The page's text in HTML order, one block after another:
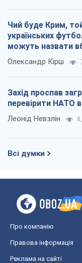
Чий буде Крим,
українських
можуть назвати
Олександр Кірш
Захід проспав
перевірити НАТО
Леонід Невзлін
Всі думки
Про компанію
Правова інформація
Реклама на сайті